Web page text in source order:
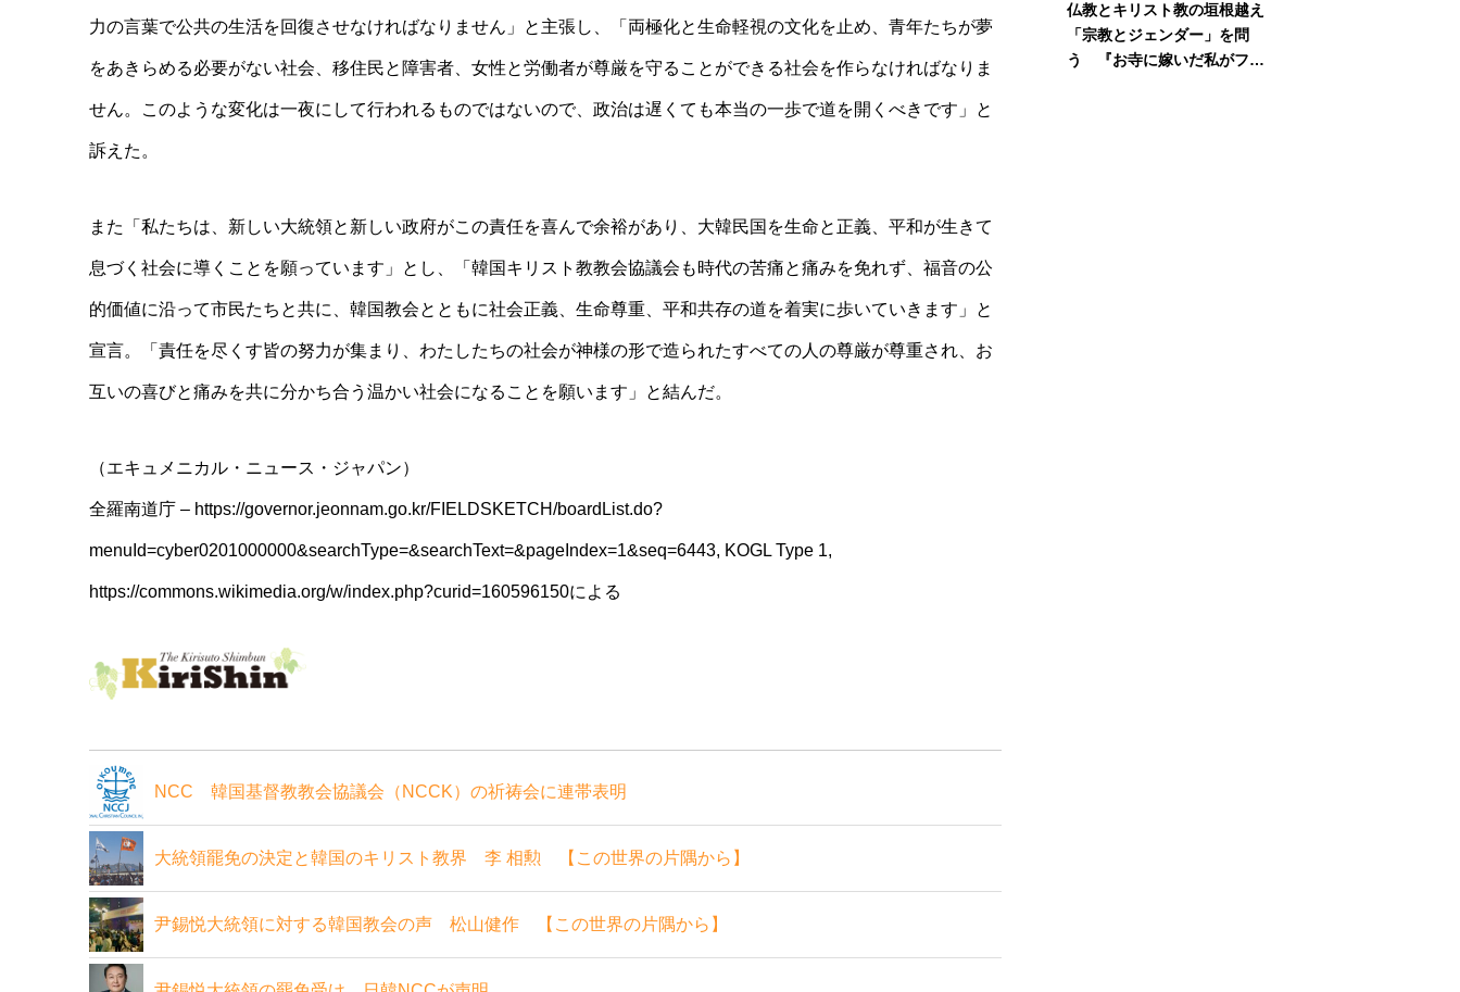
力の言葉で公共の生活を回復させなければなりません」と主張し、「両極化と生命軽視の文化を止め、青年たちが夢
をあきらめる必要がない社会、移住民と障害者、女性と労働者が尊厳を守ることができる社会を作らなければなりま
せん。このような変化は一夜にして行われるものではないので、政治は遅くても本当の一歩で道を開くべきです」と
訴えた。
また「私たちは、新しい大統領と新しい政府がこの責任を喜んで余裕があり、大韓民国を生命と正義、平和が生きて
息づく社会に導くことを願っています」とし、「韓国キリスト教教会協議会も時代の苦痛と痛みを免れず、福音の公
的価値に沿って市民たちと共に、韓国教会とともに社会正義、生命尊重、平和共存の道を着実に歩いていきます」と
宣言。「責任を尽くす皆の努力が集まり、わたしたちの社会が神様の形で造られたすべての人の尊厳が尊重され、お
互いの喜びと痛みを共に分かち合う温かい社会になることを願います」と結んだ。
（エキュメニカル・ニュース・ジャパン）
全羅南道庁 – https://governor.jeonnam.go.kr/FIELDSKETCH/boardList.do?
menuId=cyber0201000000&searchType=&searchText=&pageIndex=1&seq=6443, KOGL Type 1,
https://commons.wikimedia.org/w/index.php?curid=160596150による
NCC 韓国基督教教会協議会（NCCK）の祈祷会に連帯表明
大統領罷免の決定と韓国のキリスト教界 李 相勲 【この世界の片隅から】
尹錫悦大統領に対する韓国教会の声 松山健作 【この世界の片隅から】
仏教とキリスト教の垣根越え
「宗教とジェンダー」を問
う 『お寺に嫁いだ私がフェ